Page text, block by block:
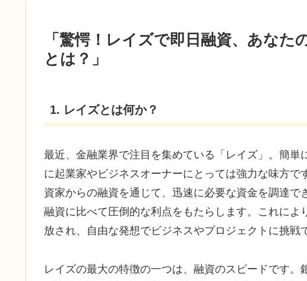
「驚愕！レイズで即日融資、あな
とは？」
1. レイズとは何か？
最近、金融業界で注目を集めている「レイズ」。簡
に起業家やビジネスオーナーにとっては強力な味方
資家からの融資を通じて、迅速に必要な資金を調達
融資に比べて圧倒的な利点をもたらします。これに
放され、自由な発想でビジネスやプロジェクトに挑戦
レイズの最大の特徴の一つは、融資のスピードです